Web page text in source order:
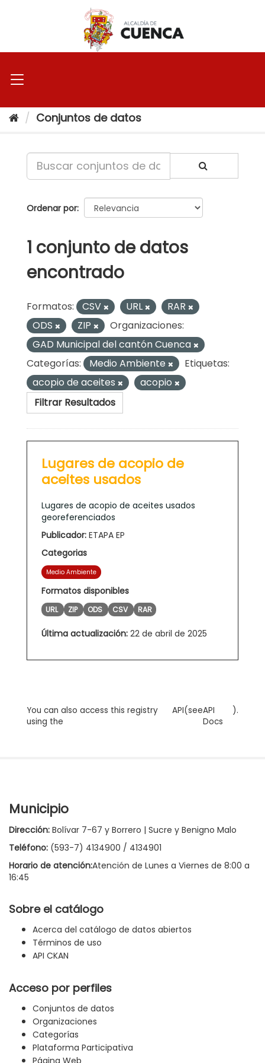
Conjuntos de datos
Ordenar por
1 conjunto de datos
encontrado
Formatos: CSV URL
RAR
ODS
ZIP
Organizaciones:
GAD Municipal del cantón Cuenca
Categorías:
Medio Ambiente
Etiquetas:
acopio de aceites
acopio
Filtrar Resultados
Lugares de acopio de
aceites usados
Lugares de acopio de aceites usados
georeferenciados
Publicador: ETAPA EP
Categorias
Medio Ambiente
Formatos disponibles
URL ZIP ODS CSV RAR
Última actualización: 22 de abril de 2025
You can also access this registry
using the
API(seeAPI
Docs
).
Municipio
Dirección: Bolívar 7-67 y Borrero | Sucre y Benigno Malo
Teléfono: (593-7) 4134900 / 4134901
Horario de atención:Atención de Lunes a Viernes de 8:00 a
16:45
Sobre el catálogo
Acerca del catálogo de datos abiertos
Términos de uso
API CKAN
Acceso por perfiles
Conjuntos de datos
Organizaciones
Categorías
Plataforma Participativa
Página Web